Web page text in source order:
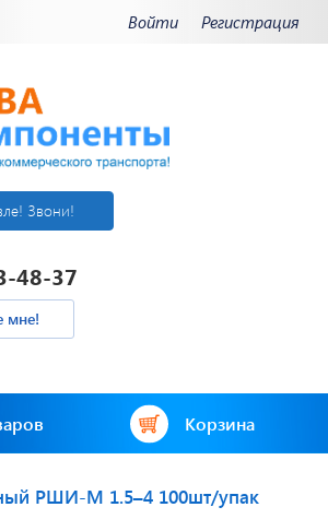
Войти Регистрация
Звони!
48-37
мне!
Корзина
РШИ-М 1.5–4 100шт/упак